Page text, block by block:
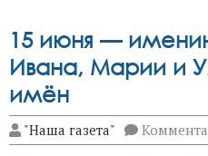
15 июня —
Ивана, Марии и
имён
"Наша газета"